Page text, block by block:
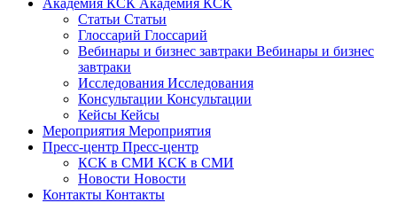
Академия КСК Академия КСК
Статьи Статьи
Глоссарий Глоссарий
Вебинары и бизнес завтраки Вебинары и бизнес
завтраки
Исследования Исследования
Консультации Консультации
Кейсы Кейсы
Мероприятия Мероприятия
Пресс-центр Пресс-центр
КСК в СМИ КСК в СМИ
Новости Новости
Контакты Контакты